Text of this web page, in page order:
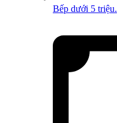
Bếp dưới 5 triệu.